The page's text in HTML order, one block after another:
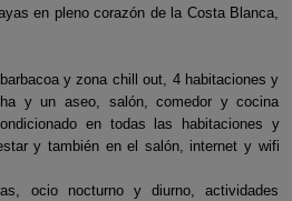
en pleno corazón de la Costa Blanca,
y zona chill out, 4 habitaciones y
y un aseo, salón, comedor y cocina
en todas las habitaciones y
y también en el salón, internet y wifi
ocio nocturno y diurno, actividades